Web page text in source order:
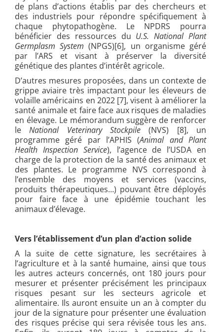
de plans d’actions établis par des chercheurs et
des industriels pour répondre spécifiquement à
chaque phytopathogène. Le NPDRS pourra
bénéficier des ressources du U.S. National Plant
Germplasm System (NPGS)[6], un organisme géré
par l’ARS et visant à préserver la diversité
génétique des plantes d’intérêt agricole.
D’autres mesures proposées, dans un contexte de
grippe aviaire très impactant pour les éleveurs de
volaille américains en 2022 [7], visent à améliorer la
santé animale et faire face aux risques de maladies
en élevage. Le mémorandum suggère de renforcer
leNational Veterinary Stockpile(NVS) [8], un
programme géré par l’APHIS (Animal and Plant
Health Inspection Service), l’agence de l’USDA en
charge de la protection de la santé des animaux et
des plantes. Le programme NVS correspond à
l’ensemble des moyens et services (vaccins,
produits thérapeutiques…) pouvant être déployés
pour faire face à une épidémie touchant les
animaux d’élevage.
Vers l’établissement d’un plan d’action solide
A la suite de cette signature, les secrétaires à
l’agriculture et à la santé humaine, ainsi que tous
les autres acteurs concernés, ont 180 jours pour
mesurer et présenter précisément les principaux
risques pesant sur les secteurs agricole et
alimentaire. Ils auront ensuite un an à compter du
jour de la signature pour présenter une évaluation
des risques précise qui sera révisée tous les ans.